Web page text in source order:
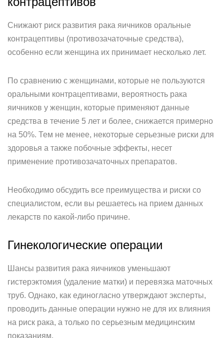
Снижают риск развития рака яичников оральные
контрацептивы (противозачаточные средства),
особенно если женщина их принимает несколько лет.
По сравнению с женщинами, которые не пользуются
оральными контрацептивами, вероятность рака
яичников у женщин, которые применяют данные
средства в течение 5 лет и более, снижается примерно
на 50%. Тем не менее, некоторые серьезные риски для
здоровья а также побочные эффекты, несет
применение противозачаточных препаратов.
Необходимо обсудить все преимущества и риски со
специалистом, если вы решаетесь на прием данных
лекарств по какой-либо причине.
Гинекологические операции
Шансы развития рака яичников уменьшают
гистерэктомия (удаление матки) и перевязка маточных
труб. Однако, как единогласно утверждают эксперты,
проводить данные операции нужно не для их влияния
на риск рака, а только по серьезным медицинским
показаниям.